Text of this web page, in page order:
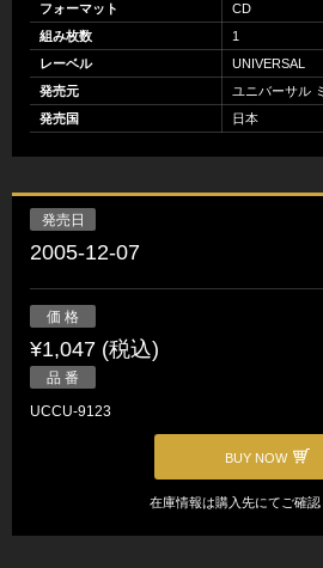
フォーマット
CD
組み枚数
1
レーベル
UNIVERSAL
発売元
ユニバーサル
発売国
日本
発売日
2005-12-07
価 格
¥1,047 (税込)
品 番
UCCU-9123
BUY NOW
在庫情報は購入先にてご確認